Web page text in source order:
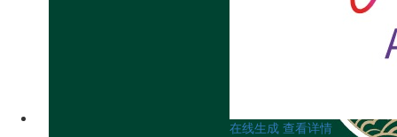
在线生成 查看详情